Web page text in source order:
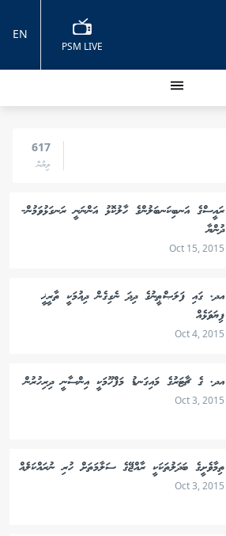
PSM LIVE
EN
617
ލިޔުން
ރައީސްގެ އަނބިކަނބަލުންގެ ހާލުކޮޅު އަންނަނީ ރަނގަޅުވަމުން-
ދުންޔާ
Oct 15, 2015
އދ. ގައި ފަލަޞްޠީނުގެ ދިދަ ނެގިގެން ދިއުމަކީ ތާރީޚީ
ފިޔަވަޅެއް
Oct 4, 2015
އދ. ގެ ޗާޓަރުގެ މައިގަނޑު މަފްހޫމަކީ އިންސާނީ ދިރިހުރުން
Oct 3, 2015
ތިމާވެށީގެ ބަދަލުތަކަކީ ރާއްޖޭގެ ސަލާމަތަށް ހުރި ނުރައްކަލެއް
Oct 3, 2015